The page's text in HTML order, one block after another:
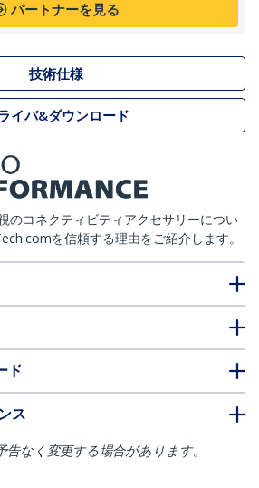
パートナーを見る
技術仕様
イバ&ダウンロード
のコネクティビティアクセサリーについ
を信頼する理由をご紹介します。
ド
ス
なく変更する場合があります。